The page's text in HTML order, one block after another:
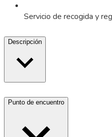
Servicio de recogida y
Descripción
Punto de encuentro